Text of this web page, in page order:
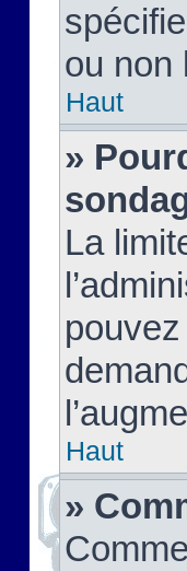
ou non
Haut
»
La
Haut
»